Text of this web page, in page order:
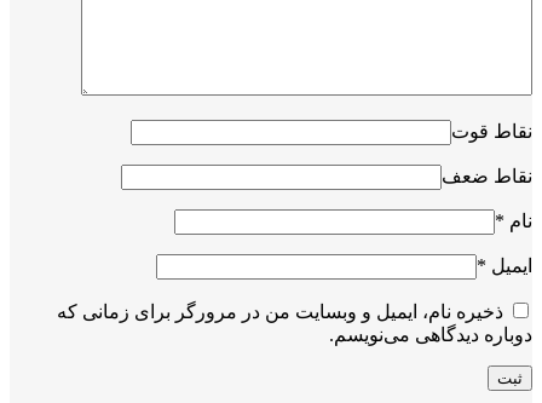
نقاط قوت
نقاط ضعف
نام *
ایمیل *
ذخیره نام، ایمیل و وبسایت من در مرورگر برای زمانی که
دوباره دیدگاهی می‌نویسم.